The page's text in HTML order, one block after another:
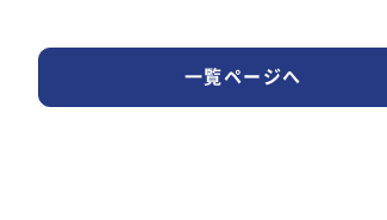
一覧ページへ